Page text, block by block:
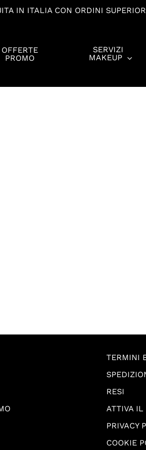
IN ITALIA CON ORDINI
OFFERTE
PROMO
SERVIZI
MAKEUP
TERMINI
RESI
ATTIVA IL
PRIVACY
COOKIE